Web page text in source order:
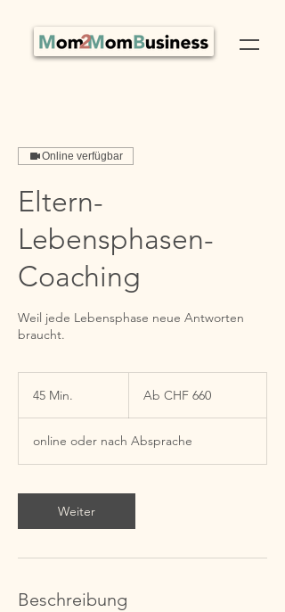
Online verfügbar
Eltern-
Lebensphasen-
Coaching
Weil jede Lebensphase neue Antworten
braucht.
45 Min.
i
n
Schweizer
Ab CHF 660
online oder nach Absprache
Weiter
Beschreibung